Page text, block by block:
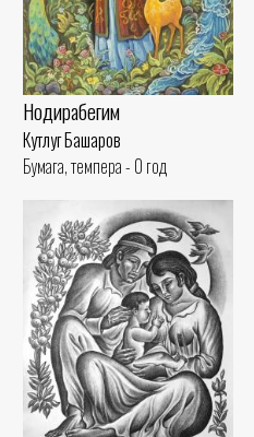
Нодирабегим
Кутлуг Башаров
Бумага, темпера - 0 год